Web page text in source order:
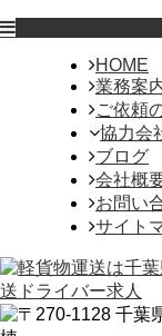
HOME
業務案
ご依頼
協力会
ブログ
会社概
お問い
サイト